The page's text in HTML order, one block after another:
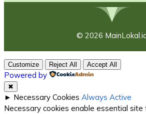
© 2026
Customize Reject All Accept All
Powered by
✖
► Necessary Cookies Always Active
Necessary cookies enable essential site